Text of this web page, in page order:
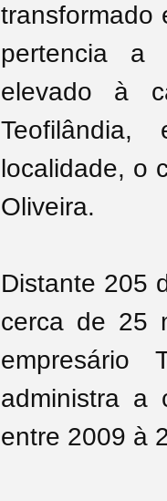
transformado
pertencia a
elevado à
localidade, o
Oliveira.
Distante 205
cerca de 25
empresário
administra a
entre 2009 à